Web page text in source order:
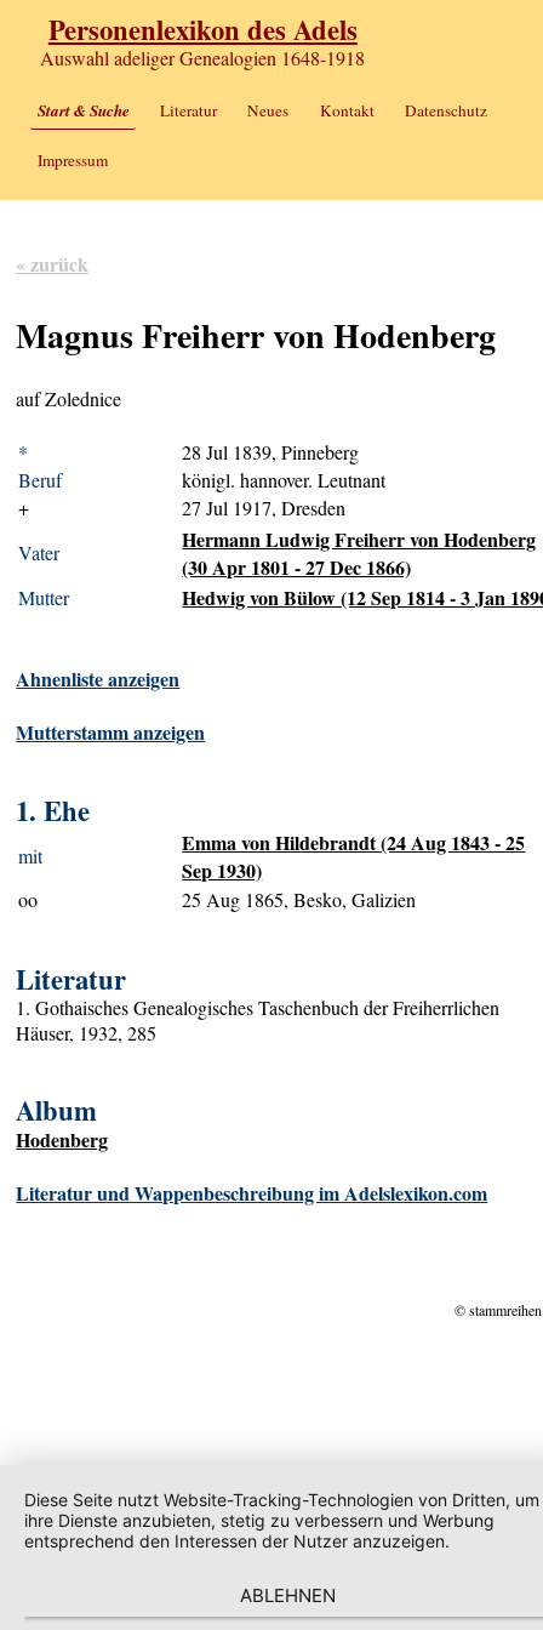
Personenlexikon des Adels
Auswahl adeliger Genealogien 1648-1918
Start & Suche Literatur Neues Kontakt Datenschutz
Impressum
« zurück
Magnus Freiherr von Hodenberg
auf Zolednice
*
28 Jul 1839, Pinneberg
Beruf
königl. hannover. Leutnant
+
27 Jul 1917, Dresden
Vater
Hermann Ludwig Freiherr von Hodenberg
(30 Apr 1801 - 27 Dec 1866)
Mutter Hedwig von Bülow (12 Sep 1814 - 3 Jan
Ahnenliste anzeigen
Mutterstamm anzeigen
1. Ehe
mit
Emma von Hildebrandt (24 Aug 1843 - 25
Sep 1930)
oo 25 Aug 1865, Besko, Galizien
Literatur
1. Gothaisches Genealogisches Taschenbuch der Freiherrlichen
Häuser, 1932, 285
Album
Hodenberg
Literatur und Wappenbeschreibung im Adelslexikon.com
©
Diese Seite nutzt Website-Tracking-Technologien von Dritten, um
ihre Dienste anzubieten, stetig zu verbessern und Werbung
entsprechend den Interessen der Nutzer anzuzeigen.
ABLEHNEN